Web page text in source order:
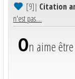
[9]| Citation
n'est pas....
On aime